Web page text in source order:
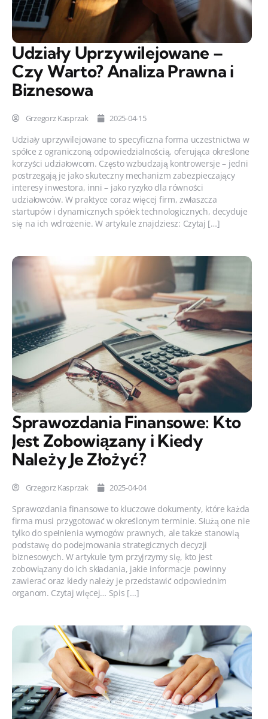
Udziały Uprzywilejowane –
Czy Warto? Analiza Prawna i
Biznesowa
Grzegorz Kasprzak 2025-04-15
Udziały uprzywilejowane to specyficzna forma uczestnictwa w
spółce z ograniczoną odpowiedzialnością, oferująca określone
korzyści udziałowcom. Często wzbudzają kontrowersje – jedni
postrzegają je jako skuteczny mechanizm zabezpieczający
interesy inwestora, inni – jako ryzyko dla równości
udziałowców. W praktyce coraz więcej firm, zwłaszcza
startupów i dynamicznych spółek technologicznych, decyduje
się na ich wdrożenie. W artykule znajdziesz: Czytaj […]
Sprawozdania Finansowe: Kto
Jest Zobowiązany i Kiedy
Należy Je Złożyć?
Grzegorz Kasprzak 2025-04-04
Sprawozdania finansowe to kluczowe dokumenty, które każda
firma musi przygotować w określonym terminie. Służą one nie
tylko do spełnienia wymogów prawnych, ale także stanowią
podstawę do podejmowania strategicznych decyzji
biznesowych. W artykule tym przyjrzymy się, kto jest
zobowiązany do ich składania, jakie informacje powinny
zawierać oraz kiedy należy je przedstawić odpowiednim
organom. Czytaj więcej… Spis […]